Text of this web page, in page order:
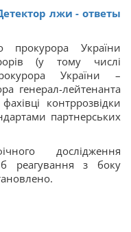
лжи - ответы
прокурора України
(у тому числі
України –
генерал-лейтенанта
контррозвідки
партнерських
дослідження
б реагування з боку